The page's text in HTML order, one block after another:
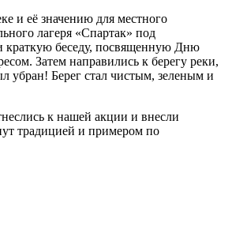
и её значению для местного
лагеря «Спартак» под
краткую беседу, посвященную Дню
Затем направились к берегу реки,
убран! Берег стал чистым, зеленым и
к нашей акции и внесли
традицией и примером по